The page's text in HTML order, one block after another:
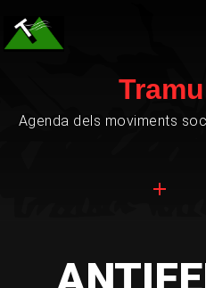
Agenda dels moviments